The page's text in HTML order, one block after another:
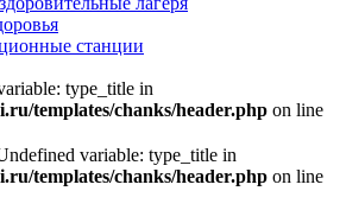
станции
type_title in
templates/chanks/header.php on line
variable: type_title in
templates/chanks/header.php on line